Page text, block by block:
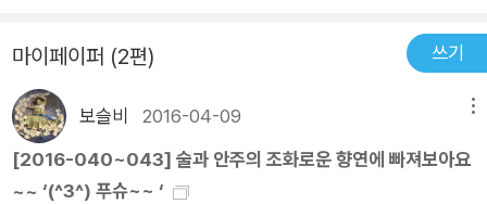
도 찾아다니며 마시고 있다. 맛있는 안주와 그에 맞는 술 한
잔. 비싸거나 귀하다거나 고약한 안주가 아니라 쉽게 찾아 먹을
수 있는 간편한 음식들을 안주로 삼고 그날의 피로를 풀기도 하고
성과를 자축하기도 하면서. 이 영향 때문인지, 나도 하루를 맥주
한 잔으로 마감하는 일이 최근에 잦아졌다. 술집까지 갈 수는 없
으니 집에서 캔맥주로 대신하는데, 의외로 흐뭇해진다. 와카코
마이페이퍼 (2편) 쓰기
보슬비 2016-04-09
[2016-040~043] 술과 안주의 조화로운 향연에 빠져보아요
~~ ‘(^3^) 푸슈~~ ‘